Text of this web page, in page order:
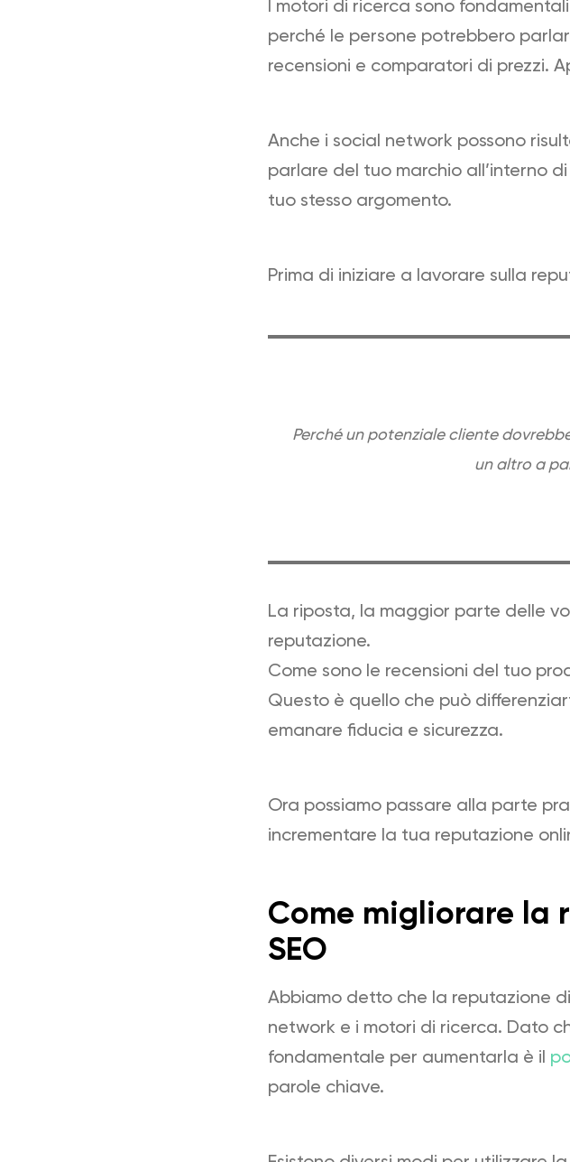
I motori di ricerca sono
perché le persone potrebbero
recensioni e comparatori di prezzi.
Anche i social network possono
parlare del tuo marchio all’interno
tuo stesso argomento.
Prima di iniziare a lavorare sulla
Perché un potenziale cliente
un altro a
La riposta, la maggior parte delle
reputazione.
Come sono le recensioni del tuo
Questo è quello che può
emanare fiducia e sicurezza.
Ora possiamo passare alla parte
incrementare la tua reputazione
Come migliorare la
SEO
Abbiamo detto che la reputazione
network e i motori di ricerca. Dato
fondamentale per aumentarla è il
parole chiave.